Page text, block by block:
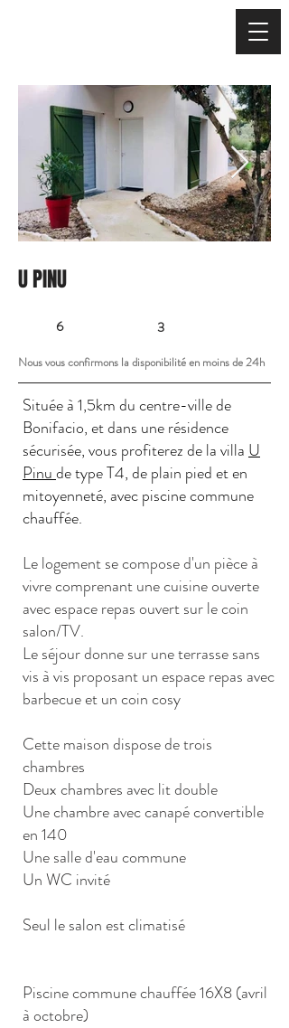
U PINU
6 3
Nous vous confirmons la disponibilité en moins de 24h
Située à 1,5km du centre-ville de
Bonifacio, et dans une résidence
sécurisée, vous profiterez de la villa U
Pinude type T4, de plain pied et en
mitoyenneté, avec piscine commune
chauffée.
Le logement se compose d'un pièce à
vivre comprenant une cuisine ouverte
avec espace repas ouvert sur le coin
salon/TV.
Le séjour donne sur une terrasse sans
vis à vis proposant un espace repas avec
barbecue et un coin cosy
Cette maison dispose de trois
chambres
Deux chambres avec lit double
Une chambre avec canapé convertible
en 140
Une salle d'eau commune
Un WC invité
Seul le salon est climatisé
Piscine commune chauffée 16X8 (avril
à octobre)